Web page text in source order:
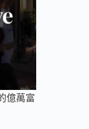
億萬富